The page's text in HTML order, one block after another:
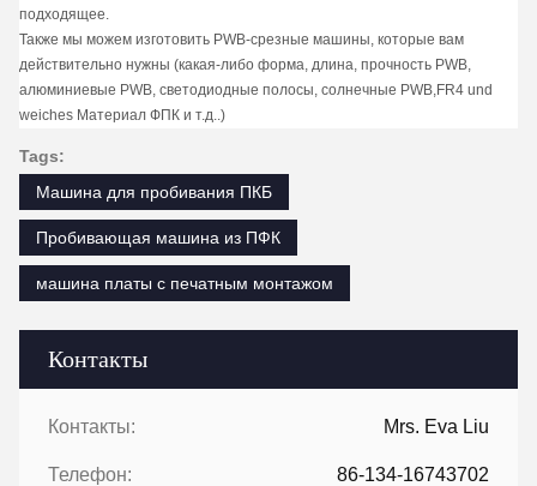
Контакты
Контакты: Mrs. Eva Liu
Телефон: 86-134-16743702
подходящее.
Также мы можем изготовить PWB-срезные машины, которые вам
действительно нужны (какая-либо форма, длина, прочность PWB,
алюминиевые PWB, светодиодные полосы, солнечные PWB,FR4 und
weiches Материал ФПК и т.д..)
Tags:
Машина для пробивания ПКБ
Пробивающая машина из ПФК
машина платы с печатным монтажом